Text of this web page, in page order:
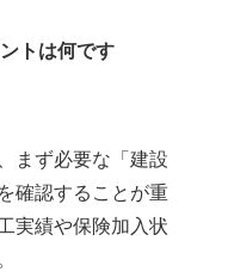
トは何です
まず必要な「建設
確認することが重
実績や保険加入状